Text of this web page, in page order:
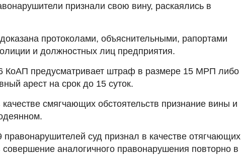
признали свою вину, раскаялись в
протоколами, объяснительными, рапортами
и должностных лиц предприятия.
КоАП предусматривает штраф в размере 15 МРП либо
арест на срок до 15 суток.
смягчающих обстоятельств признание вины и
суд признал в качестве отягчающих
совершение аналогичного правонарушения повторно в